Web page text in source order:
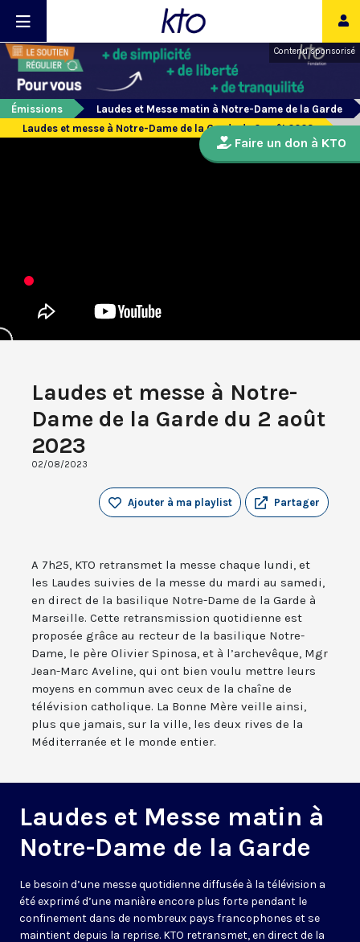
Contenu sponsorisé
Émissions
Laudes et Messe matin à Notre-Dame de la Garde
Laudes et messe à Notre-Dame de la Garde du 2 août 2023
Laudes et messe à Notre-
Dame de la Garde du 2 août
2023
02/08/2023
Partager
Ajouter à ma playlist
A 7h25, KTO retransmet la messe chaque lundi, et
les Laudes suivies de la messe du mardi au samedi,
en direct de la basilique Notre-Dame de la Garde à
Marseille. Cette retransmission quotidienne est
proposée grâce au recteur de la basilique Notre-
Dame, le père Olivier Spinosa, et à l’archevêque, Mgr
Jean-Marc Aveline, qui ont bien voulu mettre leurs
moyens en commun avec ceux de la chaîne de
télévision catholique. La Bonne Mère veille ainsi,
plus que jamais, sur la ville, les deux rives de la
Méditerranée et le monde entier.
Laudes et Messe matin à
Notre-Dame de la Garde
Le besoin d’une messe quotidienne diffusée à la télévision a
été exprimé d’une manière encore plus forte pendant le
confinement dans de nombreux pays francophones et se
maintient depuis la reprise. KTO retransmet, en direct de la
Faire un don à KTO